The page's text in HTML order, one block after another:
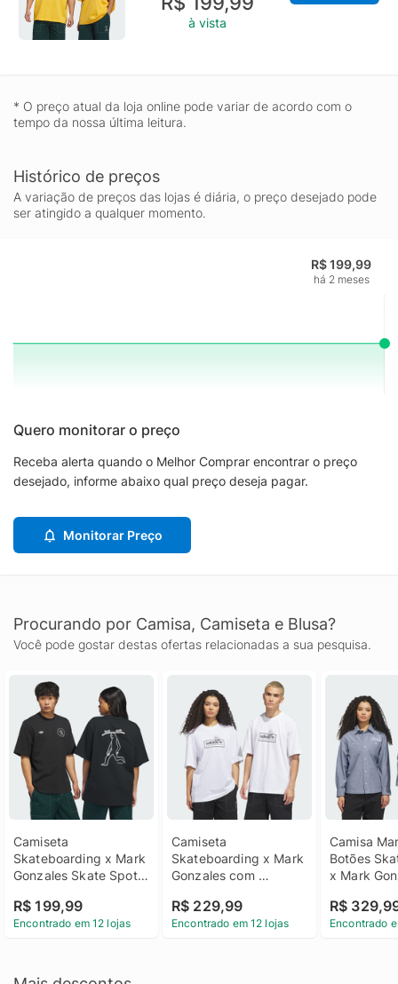
à vista
* O preço atual da loja online pode variar de acordo com o
tempo da nossa última leitura.
Histórico de preços
A variação de preços das lojas é diária, o preço desejado pode
ser atingido a qualquer momento.
R$ 199,99
há 2 meses
Quero monitorar o preço
Receba alerta quando o Melhor Comprar encontrar o preço
desejado, informe abaixo qual preço deseja pagar.
Monitorar Preço
Procurando por Camisa, Camiseta e Blusa?
Você pode gostar destas ofertas relacionadas a sua pesquisa.
Camiseta
Skateboarding x Mark
Gonzales Skate Spot
R$ 199,99
Encontrado em 12 lojas
Camiseta
Skateboarding x Mark
Gonzales com
adidas
R$ 229,99
Encontrado em 12 lojas
Camisa
Botões
x Mark
R$
Encontrado